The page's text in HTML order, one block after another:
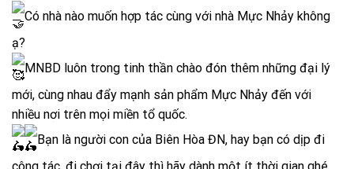
Có nhà nào muốn hợp tác cùng với nhà Mực Nhảy không
ạ?
MNBD luôn trong tinh thần chào đón thêm những đại lý
mới, cùng nhau đẩy mạnh sản phẩm Mực Nhảy đến với
nhiều nơi trên mọi miền tổ quốc.
Bạn là người con của Biên Hòa ĐN, hay bạn có dịp đi